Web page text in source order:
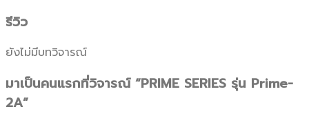
รีวิว
ยังไม่มีบทวิจารณ์
มาเป็นคนแรกที่วิจารณ์ “PRIME SERIES รุ่น Prime-
2A”